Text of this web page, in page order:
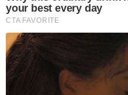
your best every day
CTA FAVORITE